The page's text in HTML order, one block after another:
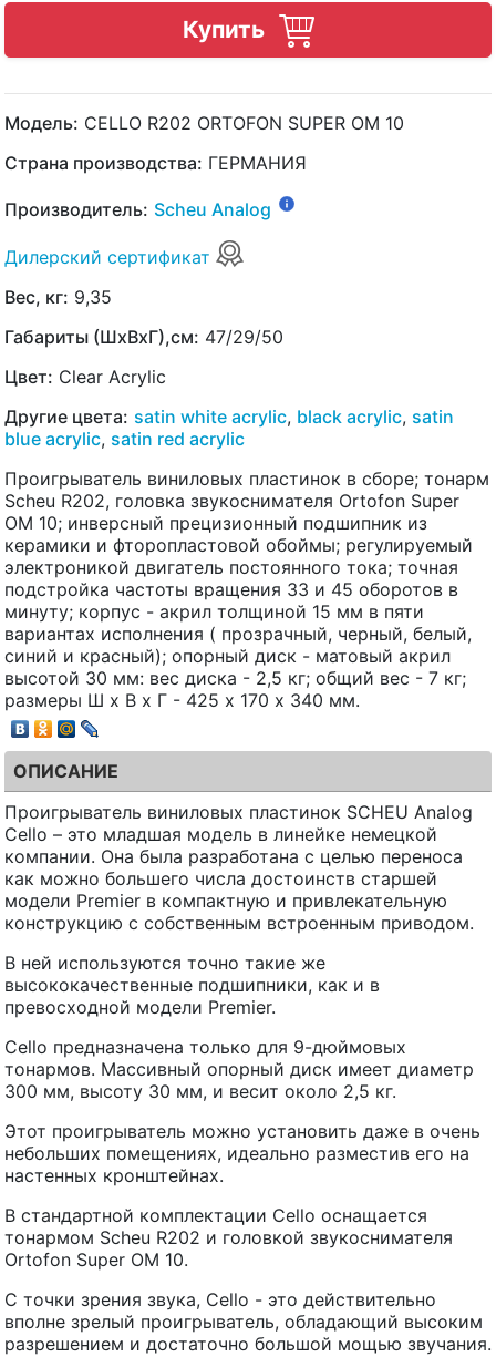
Купить
Модель: CELLO R202 ORTOFON SUPER OM 10
Страна производства: ГЕРМАНИЯ
Производитель: Scheu Analog
Дилерский сертификат
Вес, кг: 9,35
Габариты (ШхВхГ),см: 47/29/50
Цвет: Clear Acrylic
Другие цвета: satin white acrylic, black acrylic, satin
blue acrylic, satin red acrylic
Проигрыватель виниловых пластинок в сборе; тонарм
Scheu R202, головка звукоснимателя Ortofon Super
OM 10; инверсный прецизионный подшипник из
керамики и фторопластовой обоймы; регулируемый
электроникой двигатель постоянного тока; точная
подстройка частоты вращения 33 и 45 оборотов в
минуту; корпус - акрил толщиной 15 мм в пяти
вариантах исполнения ( прозрачный, черный, белый,
синий и красный); опорный диск - матовый акрил
высотой 30 мм: вес диска - 2,5 кг; общий вес - 7 кг;
размеры Ш х В х Г - 425 х 170 х 340 мм.
ОПИСАНИЕ
Проигрыватель виниловых пластинок SCHEU Analog
Cello – это младшая модель в линейке немецкой
компании. Она была разработана с целью переноса
как можно большего числа достоинств старшей
модели Premier в компактную и привлекательную
конструкцию с собственным встроенным приводом.
В ней используются точно такие же
высококачественные подшипники, как и в
превосходной модели Premier.
Cello предназначена только для 9-дюймовых
тонармов. Массивный опорный диск имеет диаметр
300 мм, высоту 30 мм, и весит около 2,5 кг.
Этот проигрыватель можно установить даже в очень
небольших помещениях, идеально разместив его на
настенных кронштейнах.
В стандартной комплектации Cello оснащается
тонармом Scheu R202 и головкой звукоснимателя
Ortofon Super OM 10.
С точки зрения звука, Cello - это действительно
вполне зрелый проигрыватель, обладающий высоким
разрешением и достаточно большой мощью звучания.